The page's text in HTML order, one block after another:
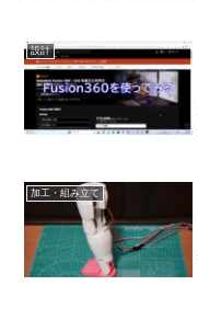
設計
加工・組み立て